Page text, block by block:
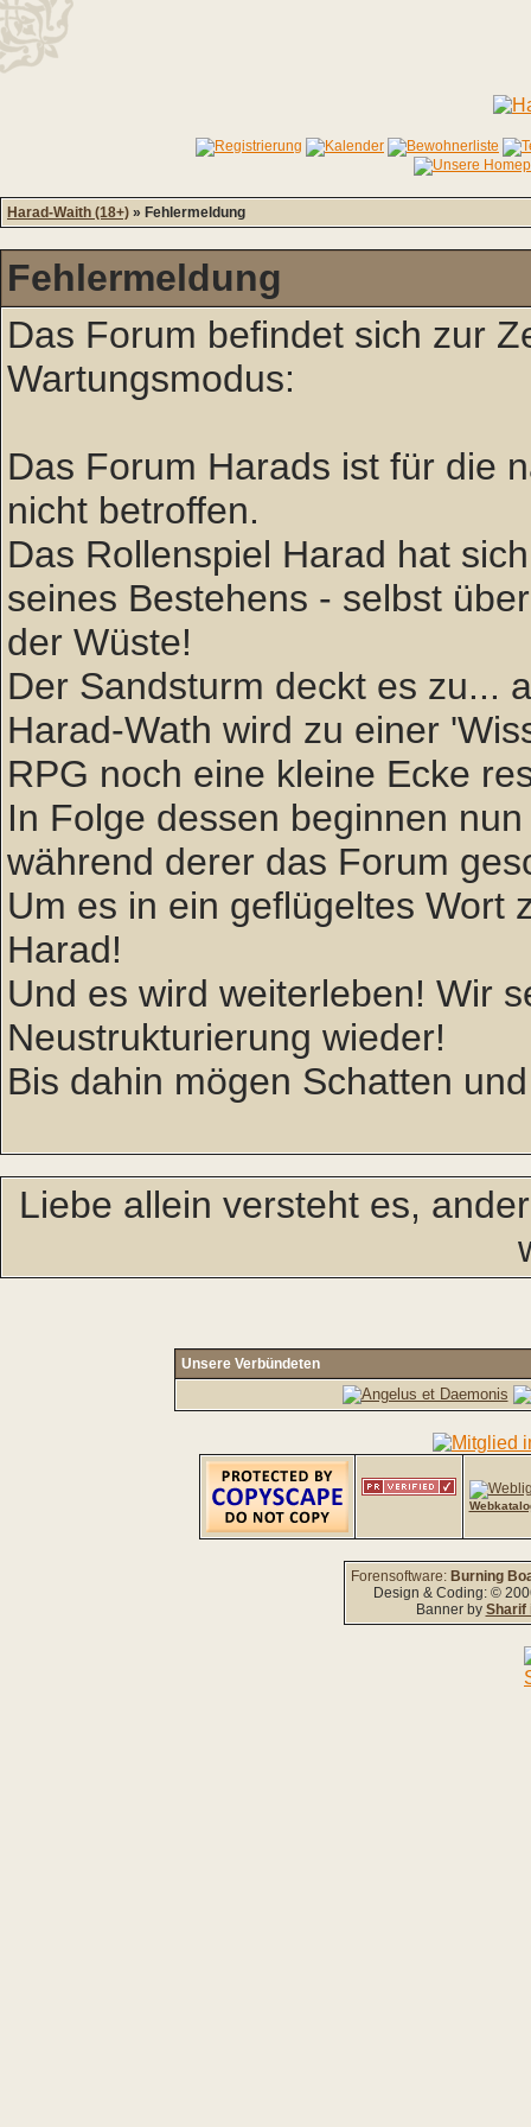
Harad-Waith (18+) » Fehlermeldung
Fehlermeldung
Das Forum befindet sich zur
Wartungsmodus:
Das Forum Harads ist für die
nicht betroffen.
Das Rollenspiel Harad hat
seines Bestehens - selbst
der Wüste!
Der Sandsturm deckt es zu...
Harad-Wath wird zu einer
RPG noch eine kleine Ecke
In Folge dessen beginnen
während derer das Forum
Um es in ein geflügeltes Wort
Harad!
Und es wird weiterleben! Wir
Neustrukturierung wieder!
Bis dahin mögen Schatten
Liebe allein versteht es,
Unsere Verbündeten
Forensoftware: Burning
Design & Coding: ©
Banner by Sharif